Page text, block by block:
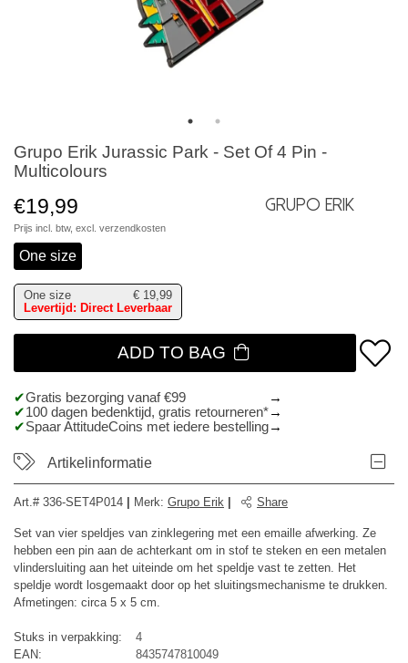
Grupo Erik Jurassic Park - Set Of 4 Pin -
Multicolours
€19,99
Prijs incl. btw, excl. verzendkosten
Grupo Erik
One size
One size € 19,99
Levertijd: Direct Leverbaar
ADD TO BAG
Gratis bezorging vanaf €99
100 dagen bedenktijd, gratis retourneren*
Spaar AttitudeCoins met iedere bestelling
Artikelinformatie
Art.# 336-SET4P014 Merk: Grupo Erik Share
Set van vier speldjes van zinklegering met een emaille afwerking. Ze
hebben een pin aan de achterkant om in stof te steken en een metalen
vlindersluiting aan het uiteinde om het speldje vast te zetten. Het
speldje wordt losgemaakt door op het sluitingsmechanisme te drukken.
Afmetingen: circa 5 x 5 cm.
Stuks in verpakking:
4
EAN:
8435747810049